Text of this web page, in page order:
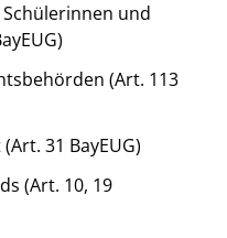
und
(Art. 113
31 BayEUG)
(Art. 10, 19